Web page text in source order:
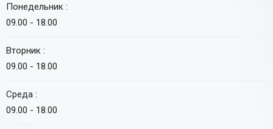
Понедельник :
09.00 - 18.00
Вторник :
09.00 - 18.00
Среда :
09.00 - 18.00